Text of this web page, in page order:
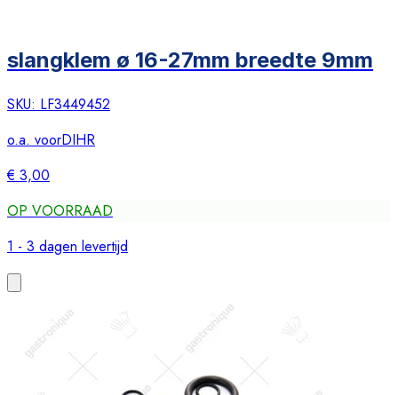
slangklem ø 16-27mm breedte 9mm
SKU: LF3449452
o.a. voorDIHR
€ 3,00
OP VOORRAAD
1 - 3 dagen levertijd